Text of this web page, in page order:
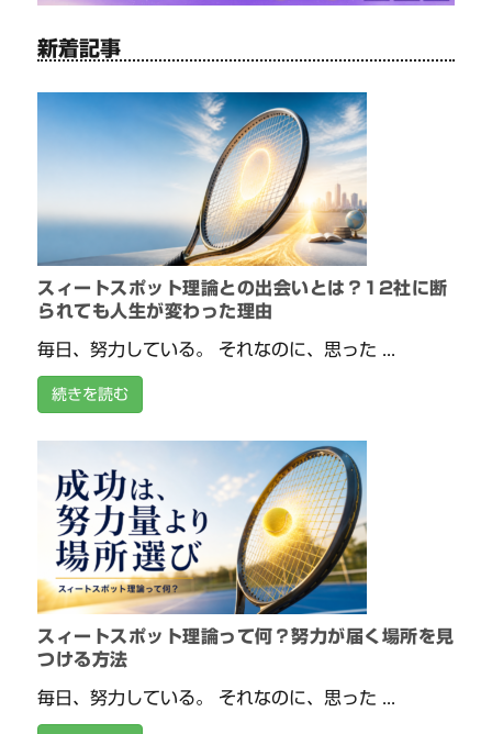
新着記事
スィートスポット理論との出会いとは？12社に断
られても人生が変わった理由
毎日、努力している。 それなのに、思った ...
続きを読む
スィートスポット理論って何？努力が届く場所を見
つける方法
毎日、努力している。 それなのに、思った ...